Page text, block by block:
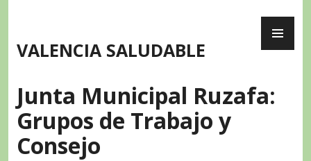
content
VALENCIA SALUDABLE
Junta Municipal Ruzafa:
Grupos de Trabajo y
Consejo